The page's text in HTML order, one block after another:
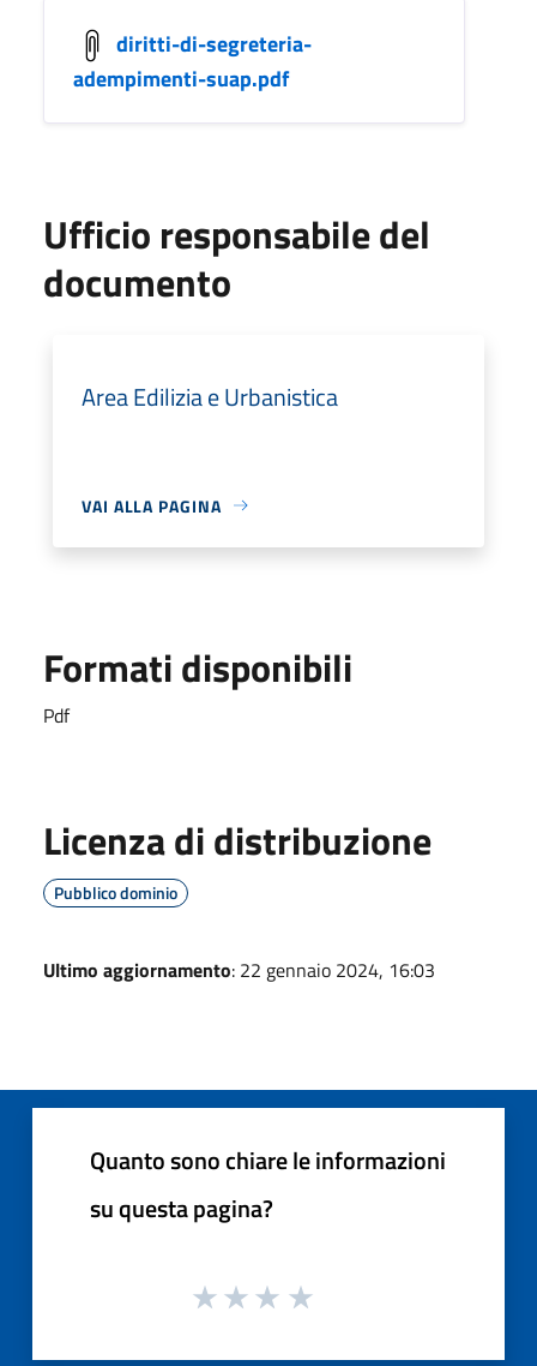
diritti-di-segreteria-
adempimenti-suap.pdf
Ufficio responsabile del
documento
Area Edilizia e Urbanistica
VAI ALLA PAGINA
Formati disponibili
Pdf
Licenza di distribuzione
Pubblico dominio
Ultimo aggiornamento: 22 gennaio 2024, 16:03
Quanto sono chiare le informazioni
su questa pagina?